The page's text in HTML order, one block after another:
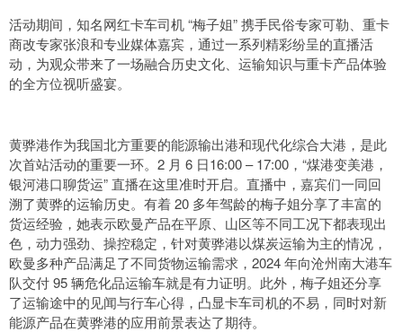
活动期间，知名网红卡车司机 “梅子姐” 携手民俗专家可勒、重卡
商改专家张浪和专业媒体嘉宾，通过一系列精彩纷呈的直播活
动，为观众带来了一场融合历史文化、运输知识与重卡产品体验
的全方位视听盛宴。
黄骅港作为我国北方重要的能源输出港和现代化综合大港，是此
次首站活动的重要一环。2 月 6 日16:00 – 17:00，“煤港变美港，
银河港口聊货运” 直播在这里准时开启。直播中，嘉宾们一同回
溯了黄骅的运输历史。有着 20 多年驾龄的梅子姐分享了丰富的
货运经验，她表示欧曼产品在平原、山区等不同工况下都表现出
色，动力强劲、操控稳定，针对黄骅港以煤炭运输为主的情况，
欧曼多种产品满足了不同货物运输需求，2024 年向沧州南大港车
队交付 95 辆危化品运输车就是有力证明。此外，梅子姐还分享
了运输途中的见闻与行车心得，凸显卡车司机的不易，同时对新
能源产品在黄骅港的应用前景表达了期待。